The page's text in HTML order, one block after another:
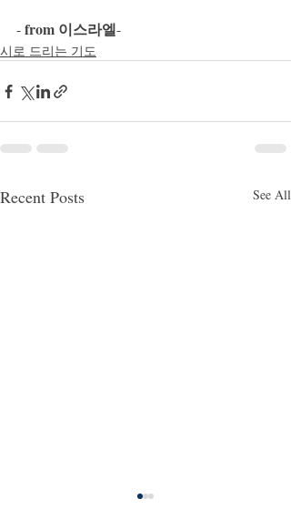
- from 이스라엘-
시로 드리는 기도
Recent Posts See All